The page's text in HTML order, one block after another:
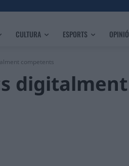
CULTURA ESPORTS OPINIÓ
competents
digitalment